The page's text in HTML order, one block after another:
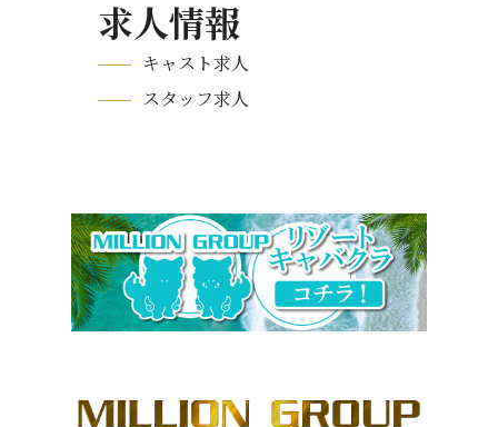
求人情報
キャスト求人
スタッフ求人